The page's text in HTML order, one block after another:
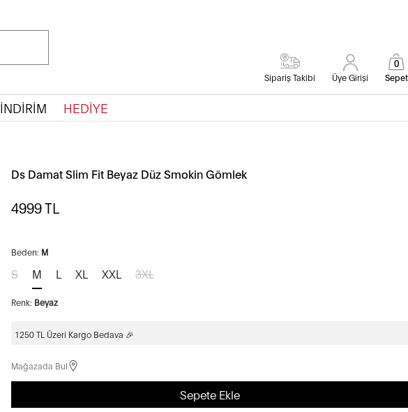
Sipariş Takibi Üye Girişi Sepet
0
İNDİRİM HEDİYE
Ds Damat Slim Fit Beyaz Düz Smokin Gömlek
4999TL
Beden: M
S M L XL XXL 3XL
Renk: Beyaz
1250 TL Üzeri Kargo Bedava 🎉
Mağazada Bul
Sepete Ekle